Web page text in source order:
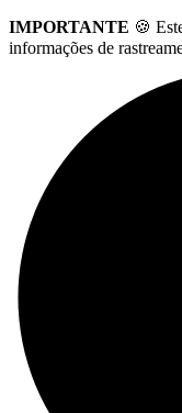
IMPORTANTE 🍪
informações de